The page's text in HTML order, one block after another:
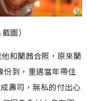
圖）
和蘭茜合照，原來蘭
份到，重遇當年帶住
壽司，無私的付出心